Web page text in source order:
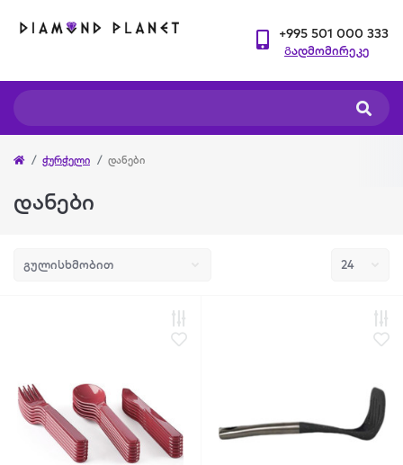
+995 501 000 333
Გადმომირეკე
ჭურჭელი დანები
დანები